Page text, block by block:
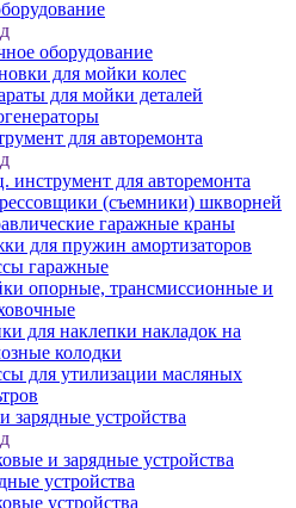
оборудование
для мойки колес
для мойки деталей
для авторемонта
инструмент для авторемонта
(съемники) шкворней
гаражные краны
для пружин амортизаторов
гаражные
опорные, трансмиссионные и
для наклепки накладок на
колодки
для утилизации масляных
зарядные устройства
и зарядные устройства
устройства
устройства